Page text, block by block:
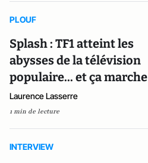
PLOUF
Splash : TF1 atteint les
abysses de la télévision
populaire... et ça marche
Laurence Lasserre
1 min de lecture
INTERVIEW